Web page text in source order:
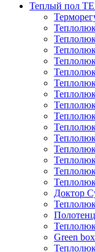
Теплый пол
Доктор
Green